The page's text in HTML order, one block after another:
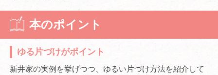
本のポイント
ゆる片づけがポイント
新井家の実例を挙げつつ、ゆるい片づけ方法を紹介して